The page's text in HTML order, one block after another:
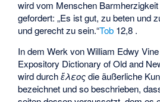
wird vom Menschen
gefordert: „Es ist gut, zu beten und
und gerecht zu sein.“Tob 12,8 .
In dem Werk vonWilliam Edwy Vine
Expository Dictionary of Old and
wird durchἔλεοςdie äußerliche
bezeichnet und so beschrieben,